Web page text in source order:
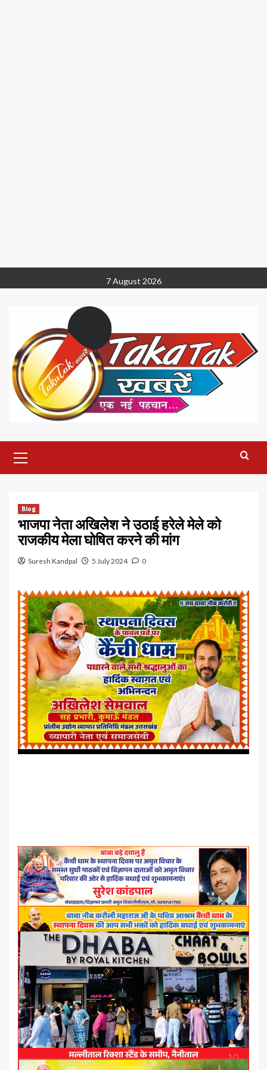
to
7 August 2026
Menu
Blog
भाजपा नेता अखिलेश ने उठाई हरेले मेले को
राजकीय मेला घोषित करने की मांग
Suresh Kandpal 5 July 2024 0